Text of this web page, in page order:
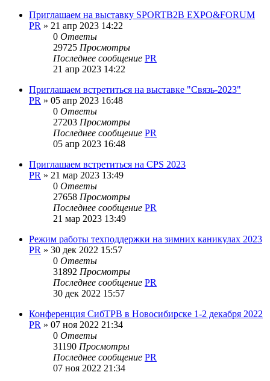
Приглашаем на выставку SPORTB2B EXPO&FORUM
PR » 21 апр 2023 14:22
0 Ответы
29725 Просмотры
Последнее сообщение PR
21 апр 2023 14:22
Приглашаем встретиться на выставке "Связь-2023"
PR » 05 апр 2023 16:48
0 Ответы
27203 Просмотры
Последнее сообщение PR
05 апр 2023 16:48
Приглашаем встретиться на CPS 2023
PR » 21 мар 2023 13:49
0 Ответы
27658 Просмотры
Последнее сообщение PR
21 мар 2023 13:49
Режим работы техподдержки на зимних каникулах 2023
PR » 30 дек 2022 15:57
0 Ответы
31892 Просмотры
Последнее сообщение PR
30 дек 2022 15:57
Конференция СибТРВ в Новосибирске 1-2 декабря 2022
PR » 07 ноя 2022 21:34
0 Ответы
31190 Просмотры
Последнее сообщение PR
07 ноя 2022 21:34